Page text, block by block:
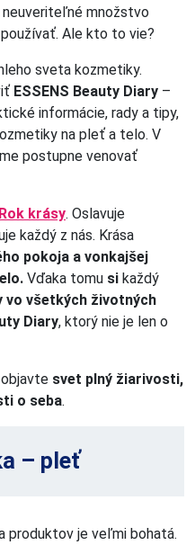
množstvo
Ale kto to vie?
sveta kozmetiky.
ESSENS Beauty Diary –
informácie, rady a tipy,
na pleť a telo. V
postupne venovať
krásy. Oslavuje
každý z nás. Krása
pokoja a vonkajšej
Vďaka tomu si každý
vo všetkých životných
Diary, ktorý nie je len o
svet plný žiarivosti,
o seba.
– pleť
produktov je veľmi bohatá.